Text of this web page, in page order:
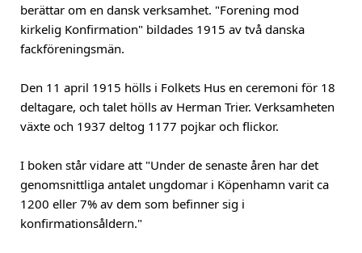
berättar om en dansk verksamhet. "Forening mod
kirkelig Konfirmation" bildades 1915 av två danska
fackföreningsmän.
Den 11 april 1915 hölls i Folkets Hus en ceremoni för 18
deltagare, och talet hölls av Herman Trier. Verksamheten
växte och 1937 deltog 1177 pojkar och flickor.
I boken står vidare att "Under de senaste åren har det
genomsnittliga antalet ungdomar i Köpenhamn varit ca
1200 eller 7% av dem som befinner sig i
konfirmationsåldern."